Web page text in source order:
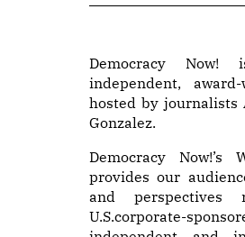
Democracy
independent,
hosted by journalists
Gonzalez.
Democracy Now!’s
provides our
and
U.S.corporate-